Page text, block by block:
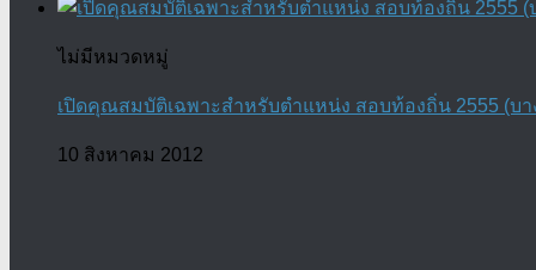
ไม่มีหมวดหมู่
เปิดคุณสมบัติเฉพาะสำหรับตำแหน่ง สอบท้องถิ่น 2555 (บ
10 สิงหาคม 2012